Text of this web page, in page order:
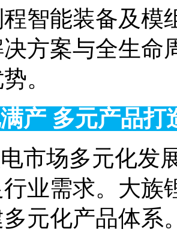
智能装备及模
方案与全生命
。
产 多元产品打
市场多元化发
业需求。大族
元化产品体系